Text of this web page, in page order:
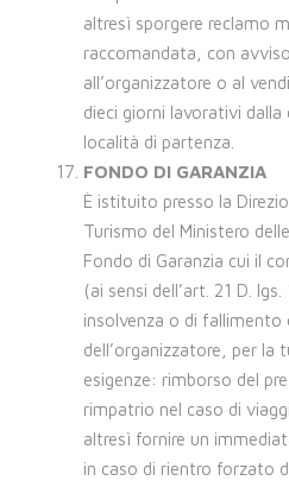
altresì sporgere reclamo
raccomandata, con
all’organizzatore o al
dieci giorni lavorativi
località di partenza.
FONDO DI GARANZIA
È istituito presso la
Turismo del Ministero
Fondo di Garanzia cui il
(ai sensi dell’art. 21 D.
insolvenza o di fallimento
dell’organizzatore, per la
esigenze: rimborso del
rimpatrio nel caso di
altresì fornire un
in caso di rientro forzato